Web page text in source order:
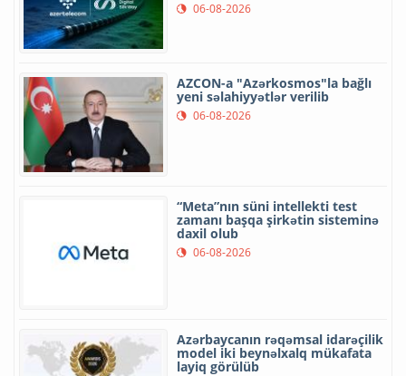
06-08-2026
AZCON-a "Azərkosmos"la bağlı
yeni səlahiyyətlər verilib
06-08-2026
“Meta”nın süni intellekti test
zamanı başqa şirkətin sisteminə
daxil olub
06-08-2026
Azərbaycanın rəqəmsal idarəçilik
model iki beynəlxalq mükafata
layiq görülüb